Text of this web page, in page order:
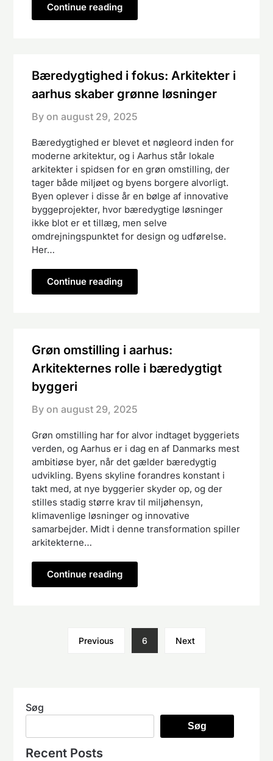
Continue reading
Bæredygtighed i fokus: Arkitekter i
aarhus skaber grønne løsninger
By on august 29, 2025
Bæredygtighed er blevet et nøgleord inden for
moderne arkitektur, og i Aarhus står lokale
arkitekter i spidsen for en grøn omstilling, der
tager både miljøet og byens borgere alvorligt.
Byen oplever i disse år en bølge af innovative
byggeprojekter, hvor bæredygtige løsninger
ikke blot er et tillæg, men selve
omdrejningspunktet for design og udførelse.
Her…
Continue reading
Grøn omstilling i aarhus:
Arkitekternes rolle i bæredygtigt
byggeri
By on august 29, 2025
Grøn omstilling har for alvor indtaget byggeriets
verden, og Aarhus er i dag en af Danmarks mest
ambitiøse byer, når det gælder bæredygtig
udvikling. Byens skyline forandres konstant i
takt med, at nye byggerier skyder op, og der
stilles stadig større krav til miljøhensyn,
klimavenlige løsninger og innovative
samarbejder. Midt i denne transformation spiller
arkitekterne…
Continue reading
Previous 6 Next
Søg
Søg
Recent Posts